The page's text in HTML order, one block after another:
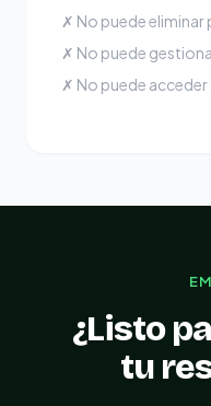
✗ No puede
✗ No puede
✗ No puede
¿Listo
tu